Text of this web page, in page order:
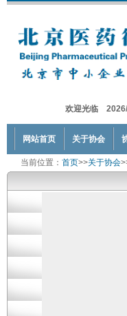
欢迎光临
网站首页 关于协会
当前位置： 首页>>关于协会